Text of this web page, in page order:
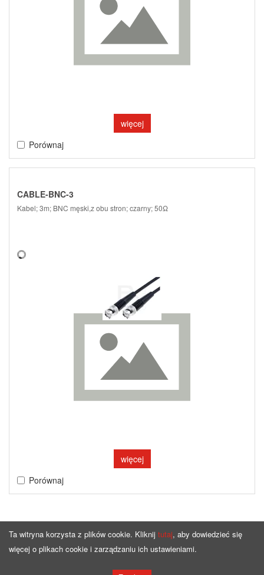
więcej
Porównaj
CABLE-BNC-3
Kabel; 3m; BNC męski,z obu stron; czarny; 50Ω
więcej
Porównaj
Strona główna Oferta
Ta witryna korzysta z plików cookie. Kliknij tutaj, aby dowiedzieć się
więcej o plikach cookie i zarządzaniu ich ustawieniami.